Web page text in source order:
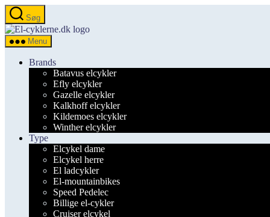
Spring
til
indholdet
Søg
el-
Menu
Brands
Batavus elcykler
Efly elcykler
Gazelle elcykler
Kalkhoff elcykler
Kildemoes elcykler
Winther elcykler
Type
Elcykel dame
Elcykel herre
El ladcykler
El-mountainbikes
Speed Pedelec
Billige el-cykler
Cruiser elcykel